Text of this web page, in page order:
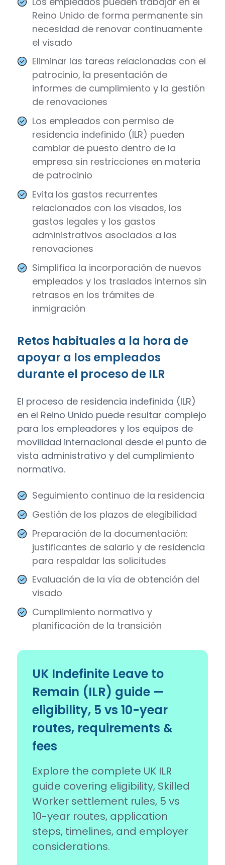
Reino Unido de forma permanente sin
necesidad de renovar continuamente
el visado
Eliminar las tareas relacionadas con el
patrocinio, la presentación de
informes de cumplimiento y la gestión
de renovaciones
Los empleados con permiso de
residencia indefinido (ILR) pueden
cambiar de puesto dentro de la
empresa sin restricciones en materia
de patrocinio
Evita los gastos recurrentes
relacionados con los visados, los
gastos legales y los gastos
administrativos asociados a las
renovaciones
Simplifica la incorporación de nuevos
empleados y los traslados internos sin
retrasos en los trámites de
inmigración
Retos habituales a la hora de
apoyar a los empleados
durante el proceso de ILR
El proceso de residencia indefinida (ILR)
en el Reino Unido puede resultar complejo
para los empleadores y los equipos de
movilidad internacional desde el punto de
vista administrativo y del cumplimiento
normativo.
Seguimiento continuo de la residencia
Gestión de los plazos de elegibilidad
Preparación de la documentación:
justificantes de salario y de residencia
para respaldar las solicitudes
Evaluación de la vía de obtención del
visado
Cumplimiento normativo y
planificación de la transición
UK Indefinite Leave to
Remain (ILR) guide —
eligibility, 5 vs 10-year
routes, requirements &
fees
Explore the complete UK ILR
guide covering eligibility, Skilled
Worker settlement rules, 5 vs
10-year routes, application
steps, timelines, and employer
considerations.